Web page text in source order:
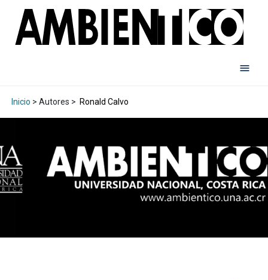
Inicio > Autores > Ronald Calvo